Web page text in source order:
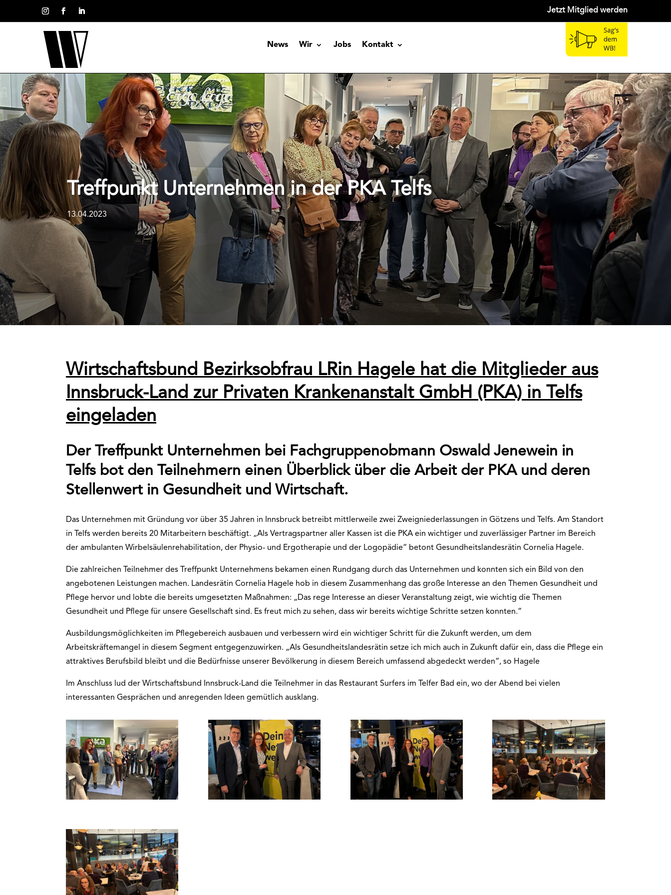
Jetzt Mitglied werden
News Wir Jobs Kontakt
Treffpunkt Unternehmen in der PKA Telfs
13.04.2023
Wirtschaftsbund Bezirksobfrau LRin Hagele hat die Mitglieder aus
Innsbruck-Land zur Privaten Krankenanstalt GmbH (PKA) in Telfs
eingeladen
Der Treffpunkt Unternehmen bei Fachgruppenobmann Oswald Jenewein in
Telfs bot den Teilnehmern einen Überblick über die Arbeit der PKA und deren
Stellenwert in Gesundheit und Wirtschaft.
Das Unternehmen mit Gründung vor über 35 Jahren in Innsbruck betreibt mittlerweile zwei Zweigniederlassungen in Götzens und Telfs. Am Standort
in Telfs werden bereits 20 Mitarbeitern beschäftigt. „Als Vertragspartner aller Kassen ist die PKA ein wichtiger und zuverlässiger Partner im Bereich
der ambulanten Wirbelsäulenrehabilitation, der Physio- und Ergotherapie und der Logopädie“ betont Gesundheitslandesrätin Cornelia Hagele.
Die zahlreichen Teilnehmer des Treffpunkt Unternehmens bekamen einen Rundgang durch das Unternehmen und konnten sich ein Bild von den
angebotenen Leistungen machen. Landesrätin Cornelia Hagele hob in diesem Zusammenhang das große Interesse an den Themen Gesundheit und
Pflege hervor und lobte die bereits umgesetzten Maßnahmen: „Das rege Interesse an dieser Veranstaltung zeigt, wie wichtig die Themen
Gesundheit und Pflege für unsere Gesellschaft sind. Es freut mich zu sehen, dass wir bereits wichtige Schritte setzen konnten.“
Ausbildungsmöglichkeiten im Pflegebereich ausbauen und verbessern wird ein wichtiger Schritt für die Zukunft werden, um dem
Arbeitskräftemangel in diesem Segment entgegenzuwirken. „Als Gesundheitslandesrätin setze ich mich auch in Zukunft dafür ein, dass die Pflege ein
attraktives Berufsbild bleibt und die Bedürfnisse unserer Bevölkerung in diesem Bereich umfassend abgedeckt werden“, so Hagele
Im Anschluss lud der Wirtschaftsbund Innsbruck-Land die Teilnehmer in das Restaurant Surfers im Telfer Bad ein, wo der Abend bei vielen
interessanten Gesprächen und anregenden Ideen gemütlich ausklang.